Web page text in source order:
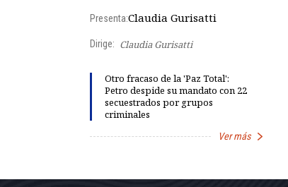
Presenta:Claudia Gurisatti
Dirige: Claudia Gurisatti
Otro fracaso de la 'Paz Total':
Petro despide su mandato con 22
secuestrados por grupos
criminales
Ver más
of